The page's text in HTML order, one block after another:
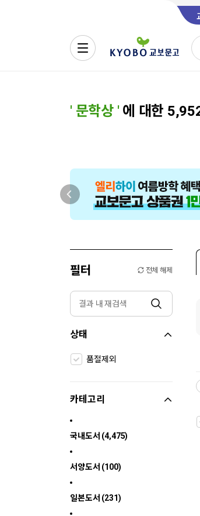
' 문학상'에 대한
필터 전체 해제
상태
품절제외
카테고리
국내도서 (4,475)
서양도서 (100)
일본도서 (231)